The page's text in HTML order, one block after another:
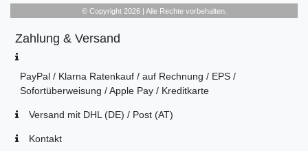
© Copyright 2026 | Alle Rechte vorbehalten.
Zahlung & Versand
PayPal / Klarna Ratenkauf / auf Rechnung / EPS /
Sofortüberweisung / Apple Pay / Kreditkarte
Versand mit DHL (DE) / Post (AT)
Kontakt